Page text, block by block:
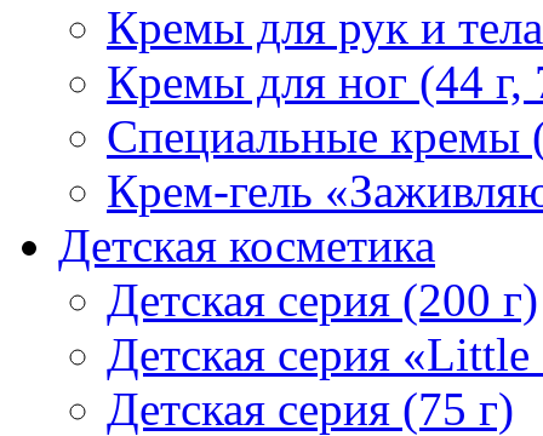
Кремы для рук и
Кремы для ног (44 г,
Специальные кремы
Крем-гель
Детская косметика
Детская серия (200 г)
Детская серия
Детская серия (75 г)